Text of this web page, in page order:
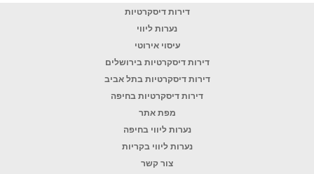
דירות דיסקרטיות
נערות ליווי
עיסוי אירוטי
דירות דיסקרטיות בירושלים
דירות דיסקרטיות בתל אביב
דירות דיסקרטיות בחיפה
מפת אתר
נערות ליווי בחיפה
נערות ליווי בקריות
צור קשר